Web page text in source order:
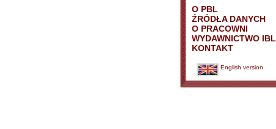
O PBL
ŹRÓDŁA DANYCH
O PRACOWNI
WYDAWNICTWO IBL
KONTAKT
English version